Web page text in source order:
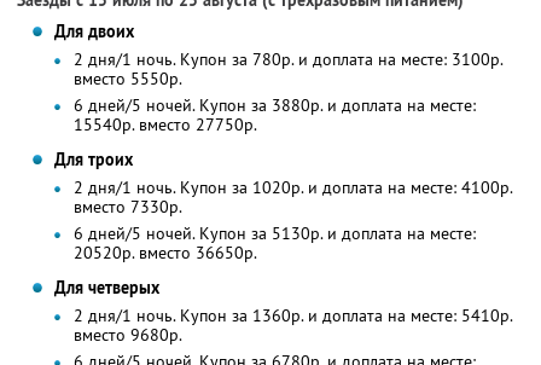
Для двоих
2 дня/1 ночь. Купон за 780р. и доплата на месте: 3100р.
вместо 5550р.
6 дней/5 ночей. Купон за 3880р. и доплата на месте:
15540р. вместо 27750р.
Для троих
2 дня/1 ночь. Купон за 1020р. и доплата на месте: 4100р.
вместо 7330р.
6 дней/5 ночей. Купон за 5130р. и доплата на месте:
20520р. вместо 36650р.
Для четверых
2 дня/1 ночь. Купон за 1360р. и доплата на месте: 5410р.
вместо 9680р.